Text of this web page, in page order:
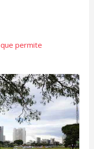
permite